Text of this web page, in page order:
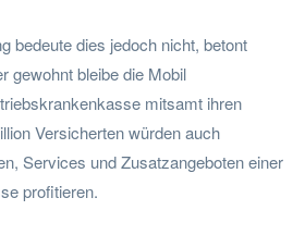
bedeute dies jedoch nicht, betont
gewohnt bleibe die Mobil
mitsamt ihren
Versicherten würden auch
Services und Zusatzangeboten einer
profitieren.